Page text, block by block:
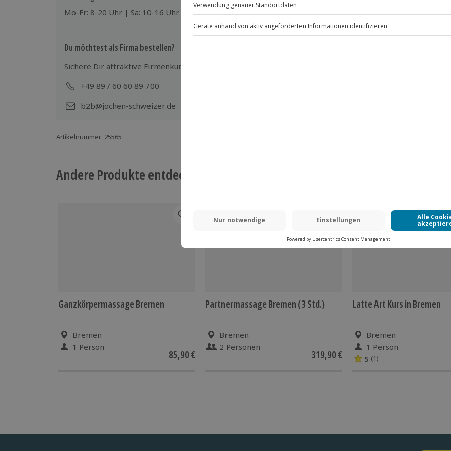
Mo-Fr: 8-20 Uhr | Sa: 10-16 Uhr
Du möchtest als Firma bestellen?
Sichere Dir attraktive Firmenkunden Vorteile.
+49 89 / 60 60 89 700
b2b@jochen-schweizer.de
Artikelnummer: 25565
Andere Produkte entdecken
Ganzkörpermassage Bremen
Bremen
1 Person
85,90 €
Partnermassage Bremen (3 Std.)
Bremen
2 Personen
319,90 €
-15% CLUB DEAL
Latte Art Kurs in Bremen
Bremen
1 Person
5 (1)